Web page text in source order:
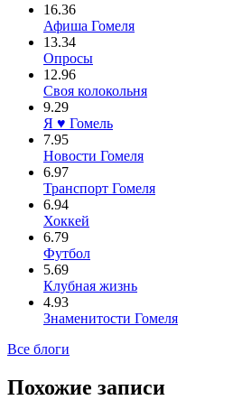
16.36
Афиша Гомеля
13.34
Опросы
12.96
Своя колокольня
9.29
Я ♥ Гомель
7.95
Новости Гомеля
6.97
Транспорт Гомеля
6.94
Хоккей
6.79
Футбол
5.69
Клубная жизнь
4.93
Знаменитости Гомеля
Все блоги
Похожие записи